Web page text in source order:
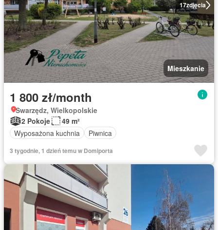
17zdjęcia
Mieszkanie
1 800 zł/month
Swarzędz, Wielkopolskie
2 Pokoje
49 m²
Wyposażona kuchnia
Piwnica
3 tygodnie, 1 dzień temu w Domiporta